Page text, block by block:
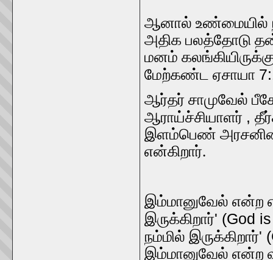
ஆனால் உண்மையில்
அதிக பலத்தோடு
மனம்
மேற்கண்ட ஏசாயா
ஆர்தர் சாமுவேல்
ஆராய்ச்சியாளர் ,
இளம்பெண் அரசனின்
என்கிறார்.
இம்மானுவேல் என்ற
இருக்கிறார்' (God
நம்மில் இருக்கிறார்'
இம்மானுவேல் என்ற